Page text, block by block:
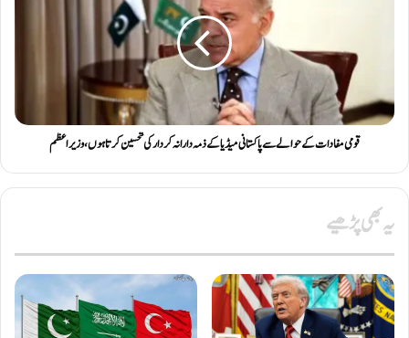
قومی مفادات کے حوالے سے پاکستانی میڈیا کے ذمہ دارانہ کردار کی تحسین کرتا ہوں، وزیر اعظم
یہ بھی پڑھیے